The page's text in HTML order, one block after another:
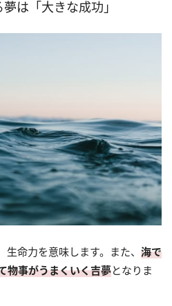
は「大きな成功」
命力を意味します。また、 海で
物事がうまくいく吉夢となりま